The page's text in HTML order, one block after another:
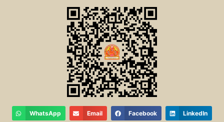
WhatsApp Email Facebook LinkedIn